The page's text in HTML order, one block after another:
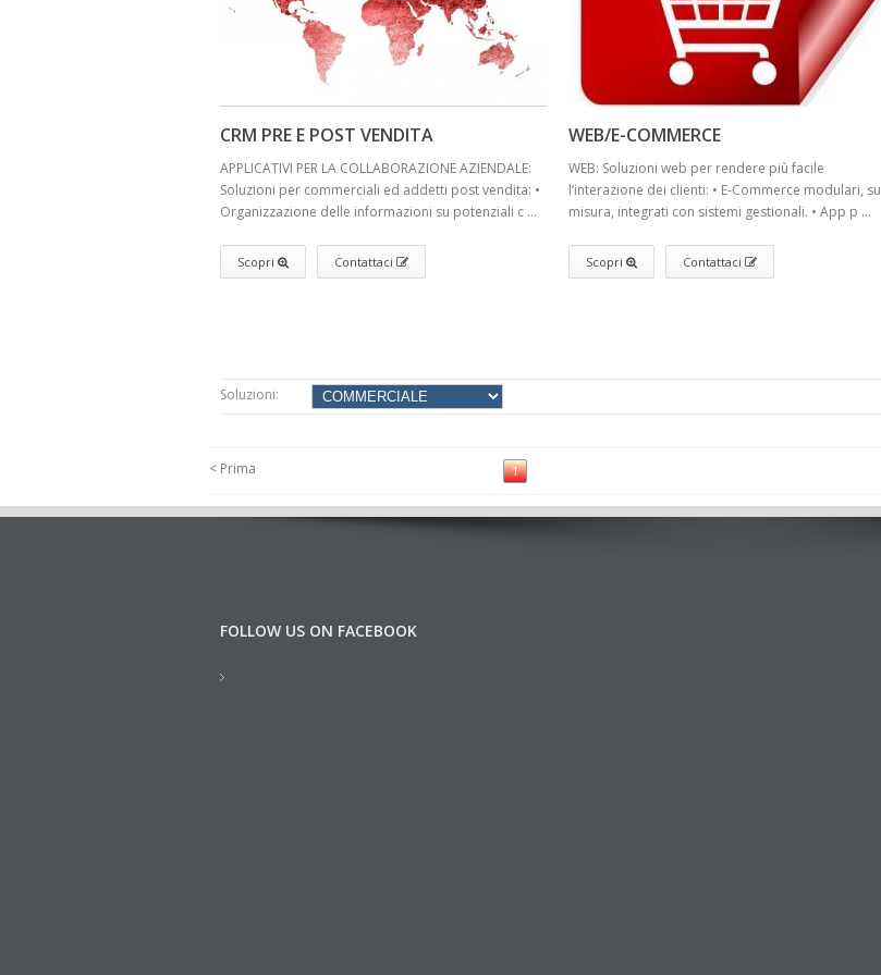
CRM PRE E POST VENDITA
APPLICATIVI PER LA COLLABORAZIONE AZIENDALE:
Soluzioni per commerciali ed addetti post vendita: •
Organizzazione delle informazioni su potenziali c ...
Scopri Contattaci
WEB/E-COMMERCE
WEB: Soluzioni web per rendere più facile
l’interazione dei clienti: • E-Commerce modulari, su
misura, integrati con sistemi gestionali. • App p ...
Scopri Contattaci
Soluzioni:
< Prima 1
FOLLOW US ON FACEBOOK